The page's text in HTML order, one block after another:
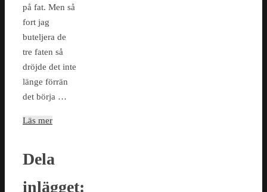
på fat. Men så
fort jag
buteljera de
tre faten så
dröjde det inte
länge förrän
det börja …
Läs mer
Dela
inlägget: